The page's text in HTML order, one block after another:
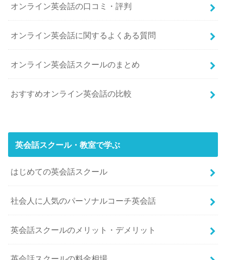
オンライン英会話の口コミ・評判
オンライン英会話に関するよくある質問
オンライン英会話スクールのまとめ
おすすめオンライン英会話の比較
英会話スクール・教室で学ぶ
はじめての英会話スクール
社会人に人気のパーソナルコーチ英会話
英会話スクールのメリット・デメリット